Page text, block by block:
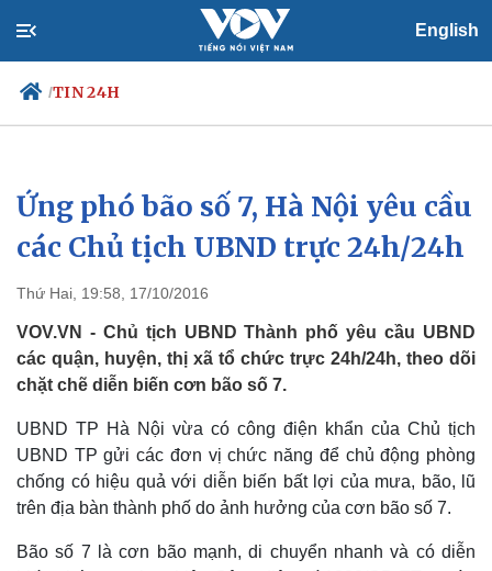
English
/TIN 24H
Chính trị
Đảng
Tổ chức nhân sự
Nhận diện sự thật
Xã hội
Tin 24h
Dự báo thời tiết
Việc làm
Biển đảo
Ứng phó bão số 7, Hà Nội yêu cầu
các Chủ tịch UBND trực 24h/24h
Thứ Hai, 19:58, 17/10/2016
VOV.VN - Chủ tịch UBND Thành phố yêu cầu UBND
các quận, huyện, thị xã tổ chức trực 24h/24h, theo dõi
chặt chẽ diễn biến cơn bão số 7.
UBND TP Hà Nội vừa có công điện khẩn của Chủ tịch
UBND TP gửi các đơn vị chức năng để chủ động phòng
chống có hiệu quả với diễn biến bất lợi của mưa, bão, lũ
trên địa bàn thành phố do ảnh hưởng của cơn bão số 7.
Bão số 7 là cơn bão mạnh, di chuyển nhanh và có diễn